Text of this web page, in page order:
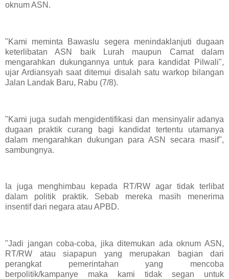
oknum ASN.
"Kami meminta Bawaslu segera menindaklanjuti dugaan
keterlibatan ASN baik Lurah maupun Camat dalam
mengarahkan dukungannya untuk para kandidat Pilwali",
ujar Ardiansyah saat ditemui disalah satu warkop bilangan
Jalan Landak Baru, Rabu (7/8).
"Kami juga sudah mengidentifikasi dan mensinyalir adanya
dugaan praktik curang bagi kandidat tertentu utamanya
dalam mengarahkan dukungan para ASN secara masif",
sambungnya.
Ia juga menghimbau kepada RT/RW agar tidak terlibat
dalam politik praktik. Sebab mereka masih menerima
insentif dari negara atau APBD.
"Jadi jangan coba-coba, jika ditemukan ada oknum ASN,
RT/RW atau siapapun yang merupakan bagian dari
perangkat pemerintahan yang mencoba
berpolitik/kampanye maka kami tidak segan untuk